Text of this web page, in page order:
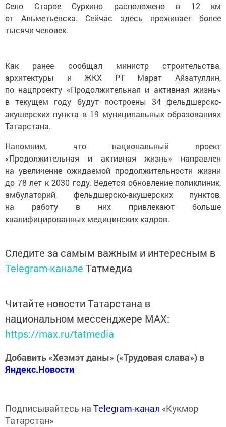
Село Старое Суркино расположено в 12 км
от Альметьевска. Сейчас здесь проживает более
тысячи человек.
Как ранее сообщал министр строительства,
архитектуры и ЖКХ РТ Марат Айзатуллин,
по нацпроекту «Продолжительная и активная жизнь»
в текущем году будут построены 34 фельдшерско-
акушерских пункта в 19 муниципальных образованиях
Татарстана.
Напомним, что национальный проект
«Продолжительная и активная жизнь» направлен
на увеличение ожидаемой продолжительности жизни
до 78 лет к 2030 году. Ведется обновление поликлиник,
амбулаторий, фельдшерско-акушерских пунктов,
на работу в них привлекают больше
квалифицированных медицинских кадров.
Следите за самым важным и интересным в
Telegram-канале Татмедиа
Читайте новости Татарстана в
национальном мессенджере MАХ:
https://max.ru/tatmedia
Добавить «Хезмэт даны» («Трудовая слава») в
Яндекс.Новости
Подписывайтесь на Telegram-канал «Кукмор
Татарстан»